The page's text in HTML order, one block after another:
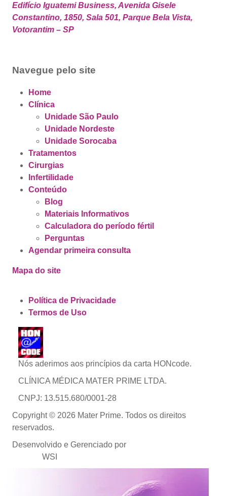
Edifício Iguatemi Business, Avenida Gisele
Constantino, 1850, Sala 501, Parque Bela Vista,
Votorantim – SP
Navegue pelo site
Home
Clínica
Unidade São Paulo
Unidade Nordeste
Unidade Sorocaba
Tratamentos
Cirurgias
Infertilidade
Conteúdo
Blog
Materiais Informativos
Calculadora do período fértil
Perguntas
Agendar primeira consulta
Mapa do site
Política de Privacidade
Termos de Uso
Nós aderimos aos princípios da carta HONcode.
CLÍNICA MÉDICA MATER PRIME LTDA.
CNPJ: 13.515.680/0001-28
Copyright © 2026 Mater Prime. Todos os direitos
reservados.
Desenvolvido e Gerenciado por
WSI